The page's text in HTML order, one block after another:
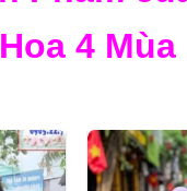
Hoa 4 Mùa